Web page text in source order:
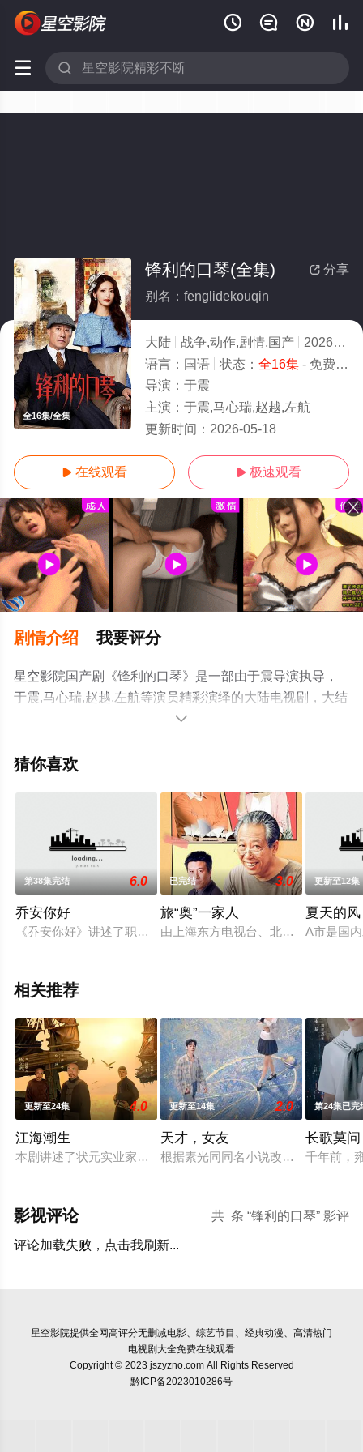
   
 
全16集/全集
 分享
锋利的口琴(全集)
别名：fenglidekouqin
大陆 战争,动作,剧情,国产 2026
1.0
语言： 国语 状态： 全16集- 免费在线观看
导演： 于震
主演： 于震,马心瑞,赵越,左航
更新时间： 2026-05-18
 在线观看  极速观看
剧情介绍 我要评分
星空影院国产剧《锋利的口琴》是一部由于震导演执导，
于震,马心瑞,赵越,左航等演员精彩演绎的大陆电视剧，大结
局剧情已揭晓（全16集），手机免费观看高清未删减完整
看，更多剧情信息可移步至豆瓣电视剧、电视猫或剧情网

猜你喜欢
第38集完结 6.0
乔安你好
《乔安你好》讲述了职场菜鸟乔安逆风翻盘，成立影视公司自
已完结 3.0
旅“奥”一家人
由上海东方电视台、北京电视台创意
更新至12集
夏天的风
A市是国
相关推荐
更新至24集 4.0
江海潮生
本剧讲述了状元实业家张謇创办大生企业，实业报国的故事。
更新至14集 2.0
天才，女友
根据素光同同名小说改编。江逾白长
第24集已完
长歌莫问
千年前，
共 条 “锋利的口琴” 影评
影视评论
评论加载失败，点击我刷新...
星空影院提供全网高评分无删减电影、综艺节目、经典动漫、高清热门
电视剧大全免费在线观看
Copyright © 2023 jszyzno.com All Rights Reserved
黔ICP备2023010286号